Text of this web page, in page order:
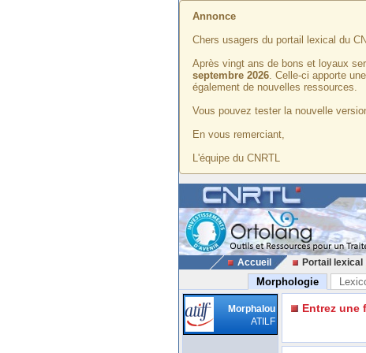
Annonce
Chers usagers du portail lexical du
Après vingt ans de bons et loyaux
septembre 2026. Celle-ci apporte
également de nouvelles ressources.
Vous pouvez tester la nouvelle
En vous remerciant,
L'équipe du CNRTL
Accueil Portail lexical
Morphologie
Morphalou
ATILF
Entrez une